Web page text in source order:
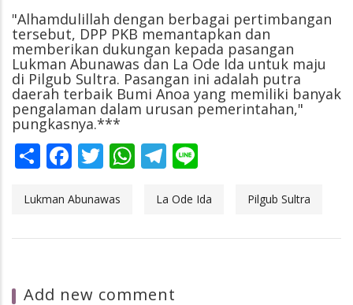
"Alhamdulillah dengan berbagai pertimbangan
tersebut, DPP PKB memantapkan dan
memberikan dukungan kepada pasangan
Lukman Abunawas dan La Ode Ida untuk maju
di Pilgub Sultra. Pasangan ini adalah putra
daerah terbaik Bumi Anoa yang memiliki banyak
pengalaman dalam urusan pemerintahan,"
pungkasnya.***
ShareFacebook
Twitter
WhatsApp
Telegram
Lukman Abunawas La Ode Ida Pilgub Sultra
Add new comment